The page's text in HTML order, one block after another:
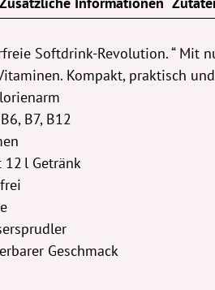
Softdrink-Revolution. “
Kompakt, praktisch
B7, B12
12 l Getränk
Geschmack